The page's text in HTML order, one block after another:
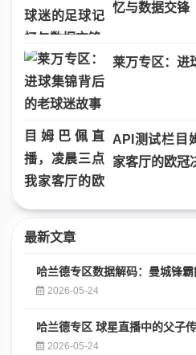
忆与数据交锋
莱万专区：进
API测试栏目
家客厅的欧冠
最新文章
哈兰德专区数据解码：曼城锋
2026-05-24
哈兰德专区 球星直播中的父子
2026-05-24